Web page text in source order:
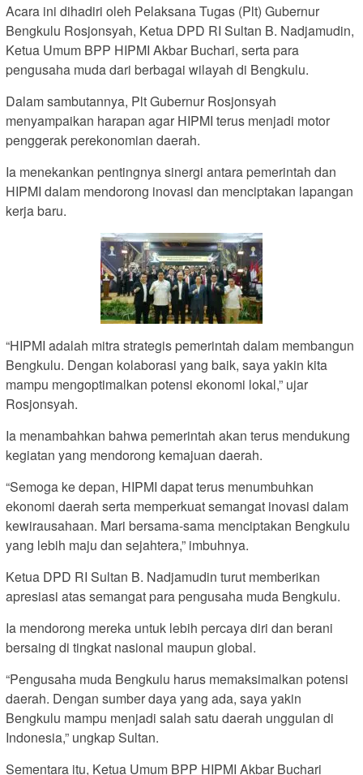
Acara ini dihadiri oleh Pelaksana Tugas (Plt) Gubernur
Bengkulu Rosjonsyah, Ketua DPD RI Sultan B. Nadjamudin,
Ketua Umum BPP HIPMI Akbar Buchari, serta para
pengusaha muda dari berbagai wilayah di Bengkulu.
Dalam sambutannya, Plt Gubernur Rosjonsyah
menyampaikan harapan agar HIPMI terus menjadi motor
penggerak perekonomian daerah.
Ia menekankan pentingnya sinergi antara pemerintah dan
HIPMI dalam mendorong inovasi dan menciptakan lapangan
kerja baru.
“HIPMI adalah mitra strategis pemerintah dalam membangun
Bengkulu. Dengan kolaborasi yang baik, saya yakin kita
mampu mengoptimalkan potensi ekonomi lokal,” ujar
Rosjonsyah.
Ia menambahkan bahwa pemerintah akan terus mendukung
kegiatan yang mendorong kemajuan daerah.
“Semoga ke depan, HIPMI dapat terus menumbuhkan
ekonomi daerah serta memperkuat semangat inovasi dalam
kewirausahaan. Mari bersama-sama menciptakan Bengkulu
yang lebih maju dan sejahtera,” imbuhnya.
Ketua DPD RI Sultan B. Nadjamudin turut memberikan
apresiasi atas semangat para pengusaha muda Bengkulu.
Ia mendorong mereka untuk lebih percaya diri dan berani
bersaing di tingkat nasional maupun global.
“Pengusaha muda Bengkulu harus memaksimalkan potensi
daerah. Dengan sumber daya yang ada, saya yakin
Bengkulu mampu menjadi salah satu daerah unggulan di
Indonesia,” ungkap Sultan.
Sementara itu, Ketua Umum BPP HIPMI Akbar Buchari